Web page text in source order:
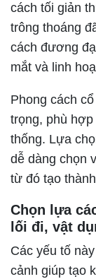
cách tối giản
trông thoáng
cách đương
mắt và linh
Phong cách
trọng, phù
thống. Lựa
dễ dàng chọn
từ đó tạo
Chọn lựa
lối đi, vật
Các yếu tố
cảnh giúp tạo